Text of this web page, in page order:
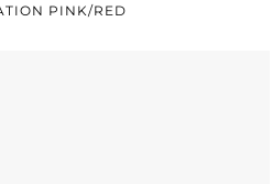
PINK/RED